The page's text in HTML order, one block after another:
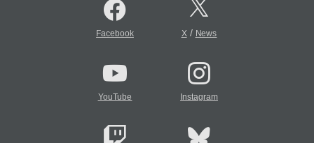
Facebook X/ News
YouTube Instagram